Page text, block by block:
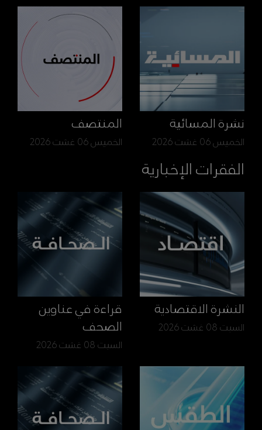
نشرة المسائية
الخميس 06 غشت 2026
المنتصف
الخميس 06 غشت 2026
الفقرات الإخبارية
النشرة الاقتصادية
السبت 08 غشت 2026
قراءة في عناوين
الصحف
السبت 08 غشت 2026